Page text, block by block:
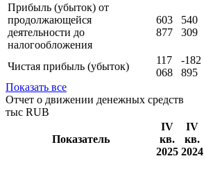
Прибыль (убыток) от
продолжающейся
деятельности до
налогообложения
603
877
540
309
Чистая прибыль (убыток)
117
068
-182
895
Показать все
Отчет о движении денежных средств
тыс RUB
Показатель
IV
кв.
2025
IV
кв.
2024